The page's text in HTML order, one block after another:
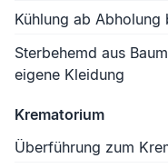
Kühlung ab Abholung
Sterbehemd aus
eigene Kleidung
Krematorium
Überführung zum